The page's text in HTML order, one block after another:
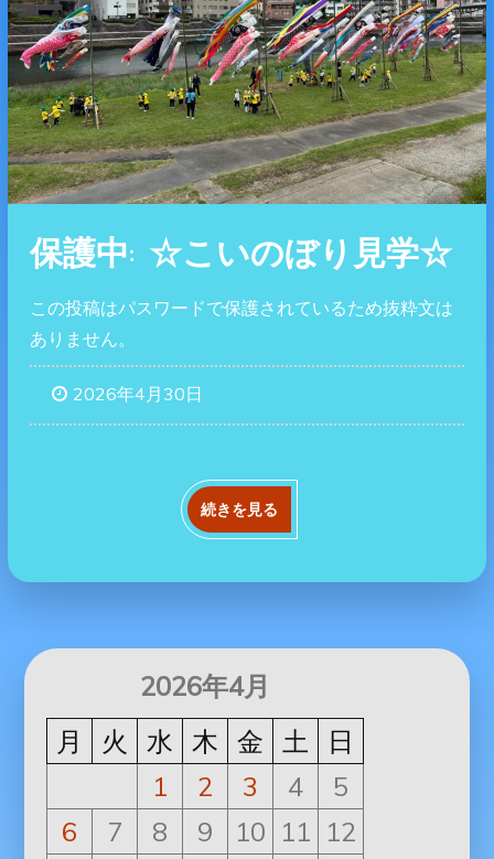
保護中: ☆こいのぼり見学☆
この投稿はパスワードで保護されているため抜粋文は
ありません。
2026年4月30日
続きを見る
2026年4月
月
火 水 木 金 土
日
1
2 3 4
5
6
7 8 9 10 11 12